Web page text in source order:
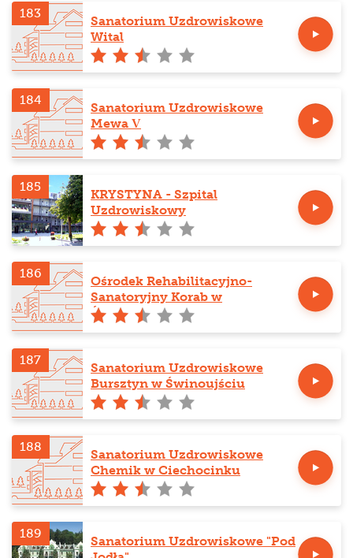
183
Sanatorium Uzdrowiskowe
Wital
184
Sanatorium Uzdrowiskowe
Mewa V
185
KRYSTYNA - Szpital
Uzdrowiskowy
186
Ośrodek Rehabilitacyjno-
Sanatoryjny Korab w
Świnoujściu
187
Sanatorium Uzdrowiskowe
Bursztyn w Świnoujściu
188
Sanatorium Uzdrowiskowe
Chemik w Ciechocinku
189
Sanatorium Uzdrowiskowe "Pod